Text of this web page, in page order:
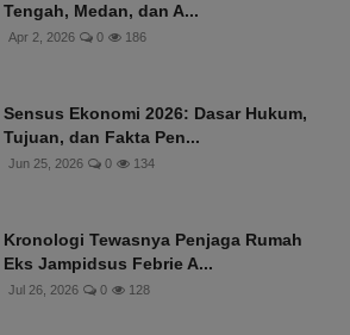
Tengah, Medan, dan A...
Apr 2, 2026 0 186
Sensus Ekonomi 2026: Dasar Hukum,
Tujuan, dan Fakta Pen...
Jun 25, 2026 0 134
Kronologi Tewasnya Penjaga Rumah
Eks Jampidsus Febrie A...
Jul 26, 2026 0 128